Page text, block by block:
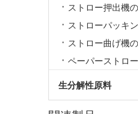
ストロー押出機
ストロー曲げ機
生分解性原料